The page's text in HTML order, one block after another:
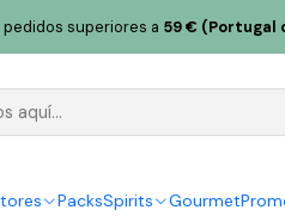
PacksSpirits Gourmet
superiores a 59 € (Portugal
Crasto
de esquisto que